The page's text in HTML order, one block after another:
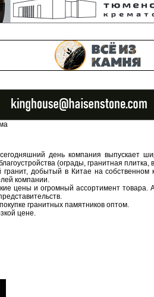
день компания выпускает
(ограды, гранитная плитка,
добытый в Китае на
компании.
цены и огромный ассортимент
гранитных памятников оптом.
цене.